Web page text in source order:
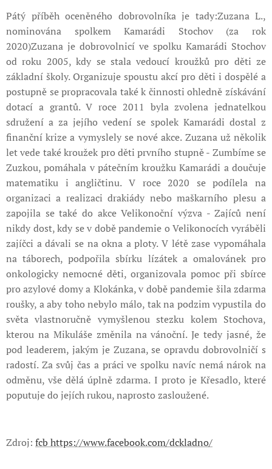
Pátý příběh oceněného dobrovolníka je tady:Zuzana L.,
nominována spolkem Kamarádi Stochov (za rok
2020)Zuzana je dobrovolnicí ve spolku Kamarádi Stochov
od roku 2005, kdy se stala vedoucí kroužků pro děti ze
základní školy. Organizuje spoustu akcí pro děti i dospělé a
postupně se propracovala také k činnosti ohledně získávání
dotací a grantů. V roce 2011 byla zvolena jednatelkou
sdružení a za jejího vedení se spolek Kamarádi dostal z
finanční krize a vymyslely se nové akce. Zuzana už několik
let vede také kroužek pro děti prvního stupně - Zumbíme se
Zuzkou, pomáhala v pátečním kroužku Kamarádi a doučuje
matematiku i angličtinu. V roce 2020 se podílela na
organizaci a realizaci drakiády nebo maškarního plesu a
zapojila se také do akce Velikonoční výzva -⁠ Zajíců není
nikdy dost, kdy se v době pandemie o Velikonocích vyráběli
zajíčci a dávali se na okna a ploty. V létě zase vypomáhala
na táborech, podpořila sbírku lízátek a omalovánek pro
onkologicky nemocné děti, organizovala pomoc při sbírce
pro azylové domy a Klokánka, v době pandemie šila zdarma
roušky, a aby toho nebylo málo, tak na podzim vypustila do
světa vlastnoručně vymyšlenou stezku kolem Stochova,
kterou na Mikuláše změnila na vánoční. Je tedy jasné, že
pod leaderem, jakým je Zuzana, se opravdu dobrovolničí s
radostí. Za svůj čas a práci ve spolku navíc nemá nárok na
odměnu, vše dělá úplně zdarma. I proto je Křesadlo, které
poputuje do jejích rukou, naprosto zasloužené.
Zdroj: fcb https://www.facebook.com/dckladno/